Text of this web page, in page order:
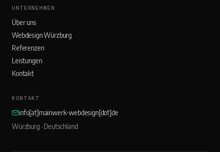
UNTERNEHMEN
Über uns
Webdesign Würzburg
Referenzen
Leistungen
Kontakt
KONTAKT
info[at]mainwerk-webdesign[dot]de
Würzburg · Deutschland